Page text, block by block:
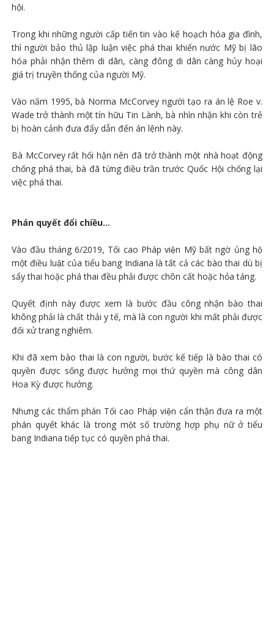
hội.
Trong khi những người cấp tiến tin vào kế hoạch hóa gia đình,
thì người bảo thủ lập luận việc phá thai khiến nước Mỹ bị lão
hóa phải nhận thêm di dân, càng đông di dân càng hủy hoại
giá trị truyền thống của người Mỹ.
Vào năm 1995, bà Norma McCorvey người tạo ra án lệ Roe v.
Wade trở thành một tín hữu Tin Lành, bà nhìn nhận khi còn trẻ
bị hoàn cảnh đưa đẩy dẫn đến án lệnh này.
Bà McCorvey rất hối hận nên đã trở thành một nhà hoạt động
chống phá thai, bà đã từng điều trần trước Quốc Hội chống lại
việc phá thai.
Phán quyết đổi chiều...
Vào đầu tháng 6/2019, Tối cao Pháp viện Mỹ bất ngờ ủng hộ
một điều luật của tiểu bang Indiana là tất cả các bào thai dù bị
sẩy thai hoặc phá thai đều phải được chôn cất hoặc hỏa táng.
Quyết định này được xem là bước đầu công nhận bào thai
không phải là chất thải y tế, mà là con người khi mất phải được
đối xử trang nghiêm.
Khi đã xem bào thai là con người, bước kế tiếp là bào thai có
quyền được sống được hưởng mọi thứ quyền mà công dân
Hoa Kỳ được hưởng.
Nhưng các thẩm phán Tối cao Pháp viện cẩn thận đưa ra một
phán quyết khác là trong một số trường hợp phụ nữ ở tiểu
bang Indiana tiếp tục có quyền phá thai.